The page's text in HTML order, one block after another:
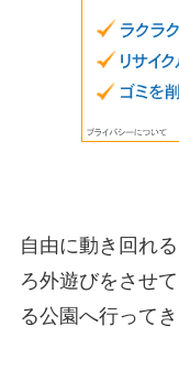
自由に動き回れ
ろ外遊びをさせ
る公園へ行ってき